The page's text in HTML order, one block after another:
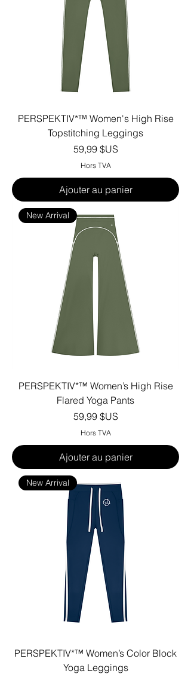
PERSPEKTIV*™️ Women's High Rise
Topstitching Leggings
Prix
59,99 $US
Hors TVA
Ajouter au panier
New Arrival
PERSPEKTIV*™️ Women’s High Rise
Flared Yoga Pants
Prix
59,99 $US
Hors TVA
Ajouter au panier
New Arrival
PERSPEKTIV*™️ Women’s Color Block
Yoga Leggings